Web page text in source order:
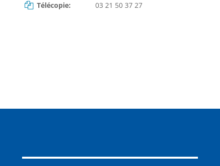
Télécopie: 03 21 50 37 27